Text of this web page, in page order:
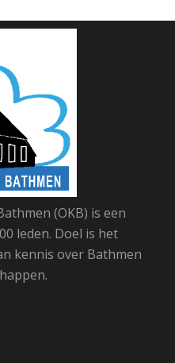
(OKB) is een
leden. Doel is het
kennis over Bathmen